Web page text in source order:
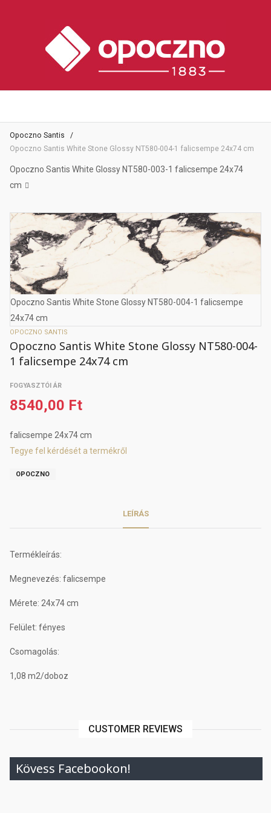
Opoczno Santis
Opoczno Santis White Stone Glossy NT580-004-1 falicsempe 24x74 cm
Opoczno Santis White Glossy NT580-003-1 falicsempe 24x74
cm
Opoczno Santis White Stone Glossy NT580-004-1 falicsempe
24x74 cm
OPOCZNO SANTIS
Opoczno Santis White Stone Glossy NT580-004-
1 falicsempe 24x74 cm
FOGYASZTÓI ÁR
8540,00 Ft
falicsempe 24x74 cm
Tegye fel kérdését a termékről
OPOCZNO
LEÍRÁS
Termékleírás:
Megnevezés: falicsempe
Mérete: 24x74 cm
Felület: fényes
Csomagolás:
1,08 m2/doboz
CUSTOMER REVIEWS
Kövess Facebookon!